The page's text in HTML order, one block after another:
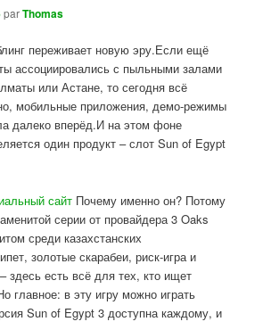
parThomas
переживает новую эру.Если ещё
ассоциировались с пыльными залами
или Астане, то сегодня всё
мобильные приложения, демо-режимы
далеко вперёд.И на этом фоне
один продукт – слот Sun of Egypt
сайт Почему именно он? Потому
серии от провайдера 3 Oaks
среди казахстанских
золотые скарабеи, риск-игра и
есть всё для тех, кто ищет
главное: в эту игру можно играть
Sun of Egypt 3 доступна каждому, и